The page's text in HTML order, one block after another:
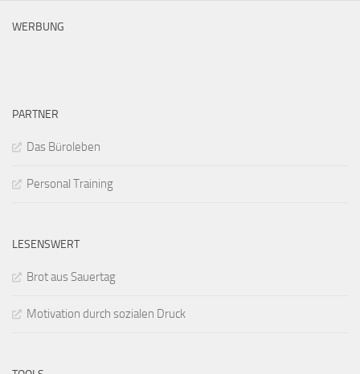
WERBUNG
PARTNER
Das Büroleben
Personal Training
LESENSWERT
Brot aus Sauertag
Motivation durch sozialen Druck